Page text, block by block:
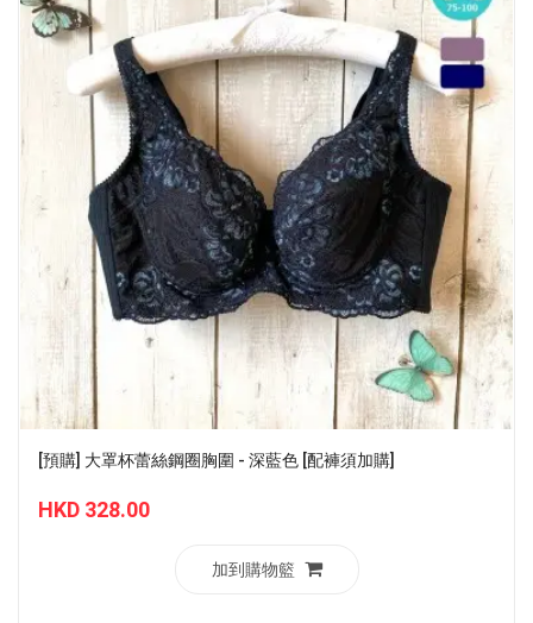
[預購] 大罩杯蕾絲鋼圈胸圍 - 深藍色 [配褲須加購]
HKD 328.00
加到購物籃